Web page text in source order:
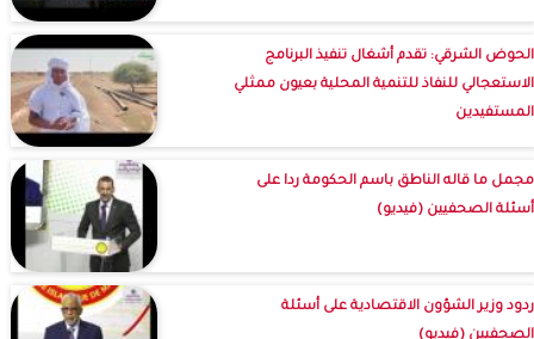
الحوض الشرقي: تقدم أشغال تنفيذ البرنامج
الاستعجالي للنفاذ للتنمية المحلية بعيون ممثلي
المستفيدين
مجمل ما قاله الناطق باسم الحكومة ردا على
أسئلة الصحفيين (فيديو)
ردود وزير الشؤون الاقتصادية على أسئلة